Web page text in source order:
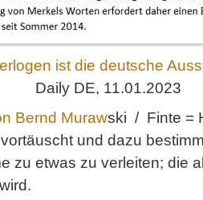
ist die deutsche
Daily DE, 11.01.2023
Bernd Murawski / Finte =
und dazu
zu etwas zu verleiten; die